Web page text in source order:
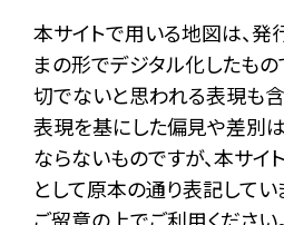
本サイトで用いる地図は、
まの形でデジタル化したもの
切でないと思われる表現も
表現を基にした偏見や差別
ならないものですが、本サイ
として原本の通り表記してい